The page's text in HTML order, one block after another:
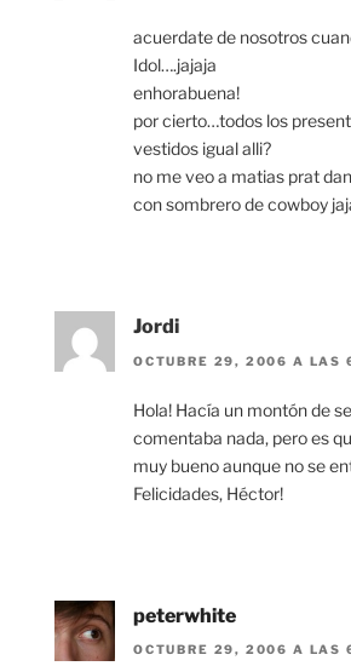
acuerdate de nosotros
Idol….jajaja
enhorabuena!
por cierto…todos los
vestidos igual alli?
no me veo a matias prat
con sombrero de cowboy
Jordi
OCTUBRE 29, 2006 A LAS
Hola! Hacía un montón de
comentaba nada, pero es
muy bueno aunque no se
Felicidades, Héctor!
peterwhite
OCTUBRE 29, 2006 A LAS